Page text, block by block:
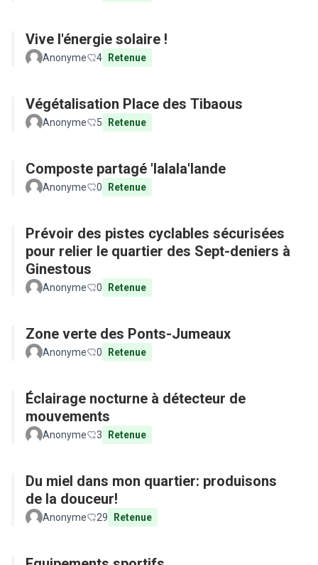
Vive l'énergie solaire !
Anonyme 4 Retenue
Végétalisation Place des Tibaous
Anonyme 5 Retenue
Composte partagé 'lalala'lande
Anonyme 0 Retenue
Prévoir des pistes cyclables sécurisées
pour relier le quartier des Sept-deniers à
Ginestous
Anonyme 0 Retenue
Zone verte des Ponts-Jumeaux
Anonyme 0 Retenue
Éclairage nocturne à détecteur de
mouvements
Anonyme 3 Retenue
Du miel dans mon quartier: produisons
de la douceur!
Anonyme 29 Retenue